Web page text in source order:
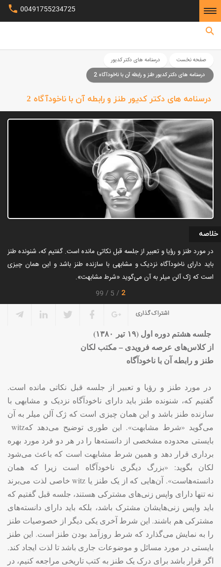
00491755234725
صفحه نخست
درسنامه های دکتر کدیور
درسنامه های دکتر کدیور طنز و رابطه آن با ناخودآگاه 2
درسنامه های دکتر کدیور طنز و رابطه آن با ناخودآگاه 2
خلاصه
در مورد طنز و رؤیا و تعبیر از جلسه قبل نکاتی مانده است. گفتیم که، شنونده طنز
باید دارای ناخودآگاه نزدیک و مشابهی با سازنده طنز باشد و این همان چیزی
است که ژک آلن میلر به آن می‌گوید «شرط مشابهت».
2
5
99
اشتراک گذاری
جلسه هشتم دوره اول (۱۹ تیر ۱۳۸۰(
از کلاس‌های عرصه فرویدی – مکتب لکان
طنز و رابطه آن با ناخودآگاه
در مورد طنز و رؤیا و تعبیر از جلسه قبل نکاتی مانده است.
گفتیم که، شنونده طنز باید دارای ناخودآگاه نزدیک و مشابهی با
سازنده طنز باشد و این همان چیزی است که ژک آلن میلر به آن
می‌گوید «شرط مشابهت». این طوری توضیح می‌دهد کهwitz
بایستی محدوده مشخصی از دانسته‌ها را در هر دو فرد مورد بهره
برداری قرار دهد و همین شرط مشابهت است که باعث می‌شود
لکان بگوید: «بزرگ دیگری ناخودآگاه است زیرا که همان
دانسته‌هاست». آن‌هایی که از یک طنز یا witz خاصی لذت می‌برند
نه تنها دارای واپس زنی‌های مشترکی هستند، جلسه قبل گفتیم که
باید واپس زنی‌هایشان مشترک باشد، بلکه باید دارای دانسته‌های
مشترکی هم باشند. این شرط آخری یکی دیگر از خصوصیات طنز
را به نمایش می‌گذارد که شرط روزآمد بودن طنز است. این طنز
بایستی در مورد مسائل و موضوعات جاری باشد تا لذت ایجاد کند.
اگر قرار باشد برای درک یک طنز به کتب تاریخی مراجعه کنیم، در